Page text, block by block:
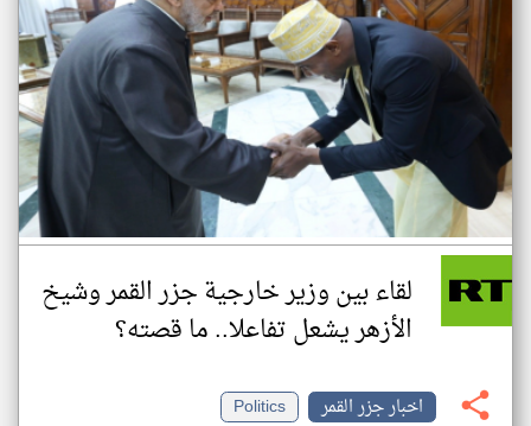
لقاء بين وزير خارجية جزر القمر وشيخ
الأزهر يشعل تفاعلا.. ما قصته؟
اخبار جزر القمر
Politics